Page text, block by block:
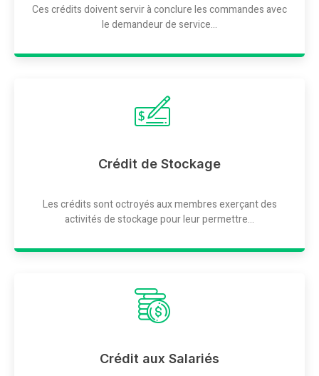
Ces crédits doivent servir à conclure les commandes avec
le demandeur de service...
Crédit de Stockage
Les crédits sont octroyés aux membres exerçant des
activités de stockage pour leur permettre...
Crédit aux Salariés